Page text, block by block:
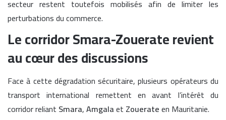
secteur restent toutefois mobilisés afin de limiter les
perturbations du commerce.
Le corridor Smara-Zouerate revient
au cœur des discussions
Face à cette dégradation sécuritaire, plusieurs opérateurs du
transport international remettent en avant l’intérêt du
corridor reliant Smara,Amgalaet Zouerateen Mauritanie.